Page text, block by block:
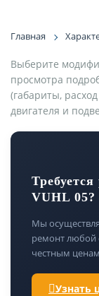
Главная
Выберите
просмотра
(габариты,
двигателя и
VUHL 05?
Мы
ремонт любой
честным
Узнать